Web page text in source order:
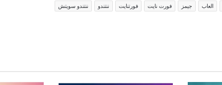
العاب جيمز فورت نايت فورتنايت ننتندو ننتندو سويتش